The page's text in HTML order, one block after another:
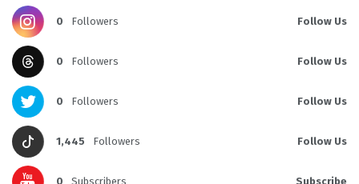
0 Followers Follow Us
0 Followers Follow Us
0 Followers Follow Us
1,445 Followers Follow Us
0 Subscribers Subscribe